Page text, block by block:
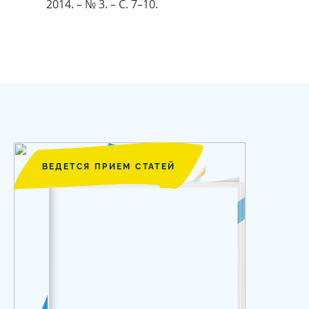
2014. – № 3. – С. 7–10.
ВЕДЕТСЯ ПРИЕМ СТАТЕЙ